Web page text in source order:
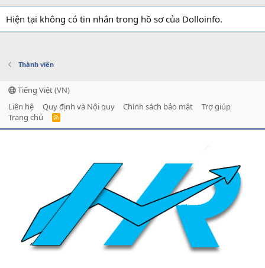
Hiện tại không có tin nhắn trong hồ sơ của Dolloinfo.
Thành viên
Tiếng Việt (VN)
Liên hệ
Quy định và Nội quy Chính sách bảo mật
Trợ giúp
Trang chủ
R